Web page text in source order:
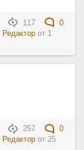
117
0
Редактор от 1
257
0
Редактор от25